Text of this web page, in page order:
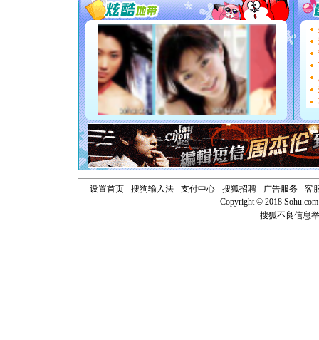
要平安
[圣诞节]
能正大
天都要快
[圣诞节]
如意,快
[元旦]
看
断电。
你是我
[元旦]
起；二是
离。水晶
[元旦]当
泣，这痛
[春节] 风
颜！冬去
道一声平
设置首页- 搜狗输入法- 支付中心- 搜狐招聘- 广告服务- 客
Copyright © 2018
搜狐不良信息